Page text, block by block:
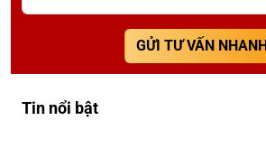
GỬI TƯ VẤN NHANH
Tin nổi bật